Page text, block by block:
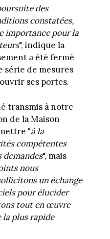
des
constatées,
importance pour la
", indique la
a été fermé
série de mesures
ses portes.
transmis à notre
de la Maison
"à la
compétentes
demandes", mais
nous
un échange
pour élucider
tout en œuvre
plus rapide